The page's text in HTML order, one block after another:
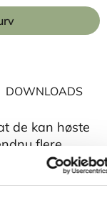
DOWNLOADS
de kan høste
flere
deres side.
højere